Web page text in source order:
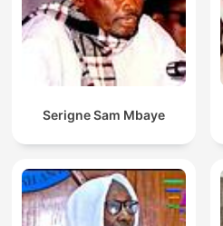
Serigne Sam Mbaye